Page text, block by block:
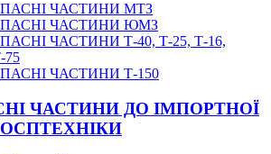
ЧАСТИНИ МТЗ
ЧАСТИНИ ЮМЗ
ЧАСТИНИ Т-40, Т-25, Т-16,
75
ЧАСТИНИ Т-150
ЧАСТИНИ ДО ІМПОРТНОЇ